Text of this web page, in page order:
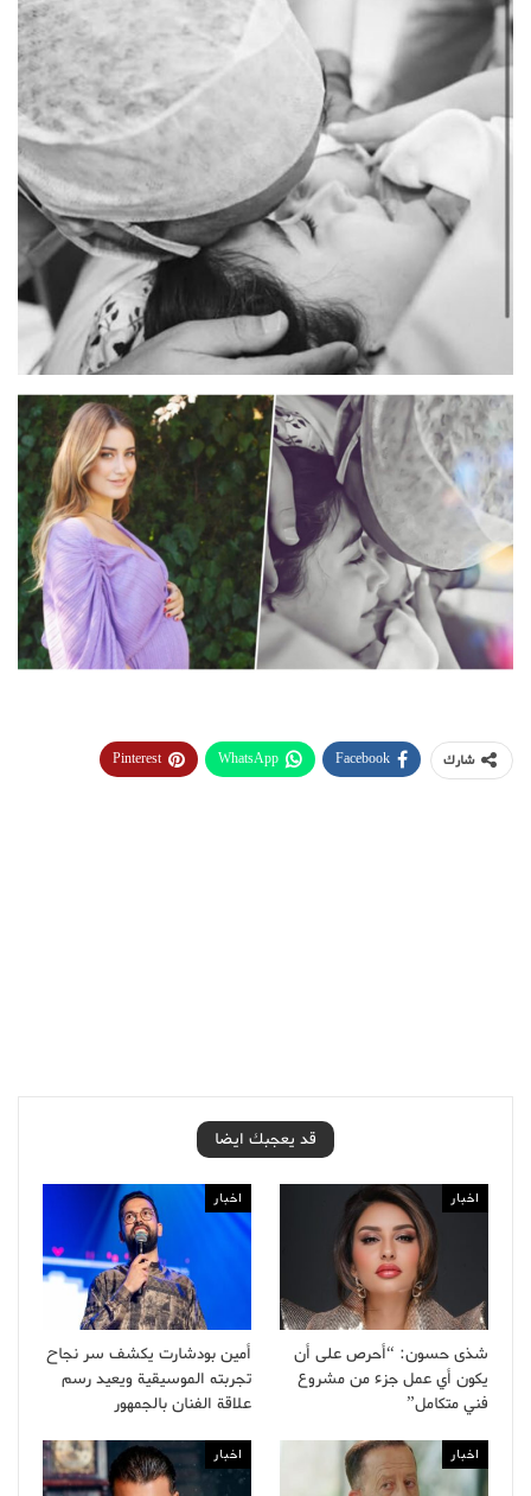
شارك Facebook
WhatsApp
Pinterest
قد يعجبك ايضا
اخبار
شذى حسون: “أحرص على أن
يكون أي عمل جزء من مشروع
فني متكامل”
اخبار
أمين بودشارت يكشف سر نجاح
تجربته الموسيقية ويعيد رسم
علاقة الفنان بالجمهور
اخبار اخبار